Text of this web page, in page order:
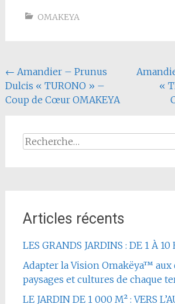
OMAKEYA
Navigation
de
l'article
← Amandier – Prunus
Dulcis « TURONO » –
Coup de Cœur OMAKEYA
«
Rechercher :
Articles récents
LES GRANDS JARDINS : DE 1 À 10
Adapter la Vision Omakëya™ aux
paysages et cultures de chaque
LE JARDIN DE 1 000 M² : VERS